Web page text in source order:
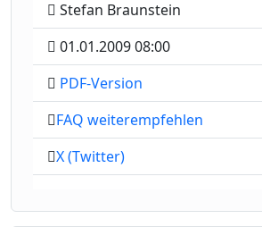
Stefan Braunstein
01.01.2009 08:00
PDF-Version
FAQ weiterempfehlen
X (Twitter)